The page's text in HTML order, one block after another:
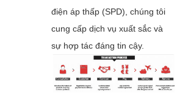
điện áp thấp (SPD), chúng tôi
cung cấp dịch vụ xuất sắc và
sự hợp tác đáng tin cậy.